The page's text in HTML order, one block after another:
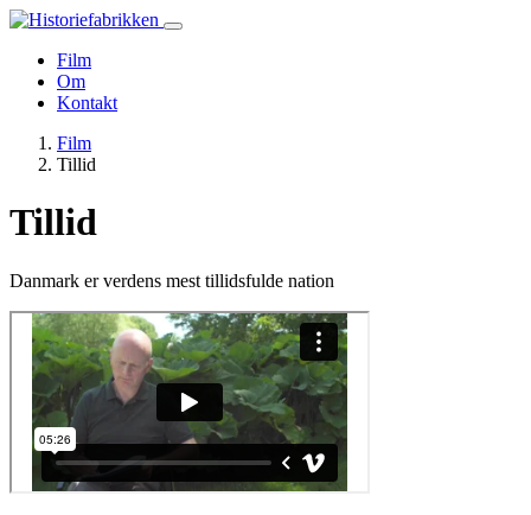
Film
Om
Kontakt
Film
Tillid
Tillid
Danmark er verdens mest tillidsfulde nation